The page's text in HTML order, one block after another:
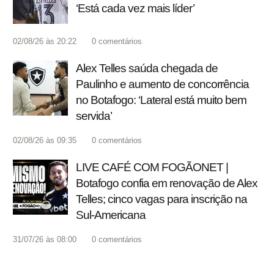
‘Está cada vez mais líder’
02/08/26 às 20:22 0 comentários
Alex Telles saúda chegada de
Paulinho e aumento de concorrência
no Botafogo: ‘Lateral está muito bem
servida’
02/08/26 às 09:35 0 comentários
LIVE CAFÉ COM FOGÃONET |
Botafogo confia em renovação de Alex
Telles; cinco vagas para inscrição na
Sul-Americana
31/07/26 às 08:00 0 comentários